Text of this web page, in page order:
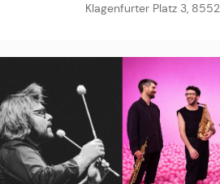
Klagenfurter Platz 3,